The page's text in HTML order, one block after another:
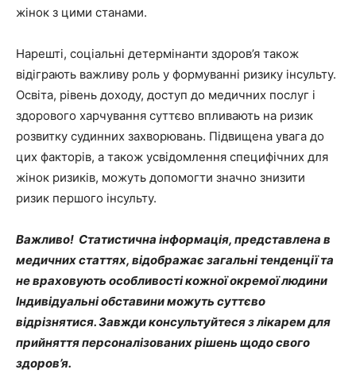
жінок з цими станами.
Нарешті, соціальні детермінанти здоров’я також
відіграють важливу роль у формуванні ризику інсульту.
Освіта, рівень доходу, доступ до медичних послуг і
здорового харчування суттєво впливають на ризик
розвитку судинних захворювань. Підвищена увага до
цих факторів, а також усвідомлення специфічних для
жінок ризиків, можуть допомогти значно знизити
ризик першого інсульту.
Важливо! Статистична інформація, представлена в
медичних статтях, відображає загальні тенденції та
не враховують особливості кожної окремої людини
Індивідуальні обставини можуть суттєво
відрізнятися. Завжди консультуйтеся з лікарем для
прийняття персоналізованих рішень щодо свого
здоров’я.